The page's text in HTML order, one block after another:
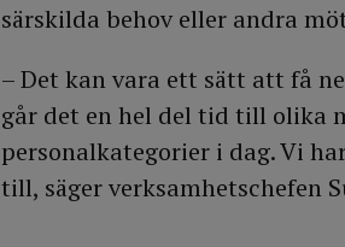
särskilda behov eller andra
– Det kan vara ett sätt att få
går det en hel del tid till olika
personalkategorier i dag. Vi
till, säger verksamhetschefen